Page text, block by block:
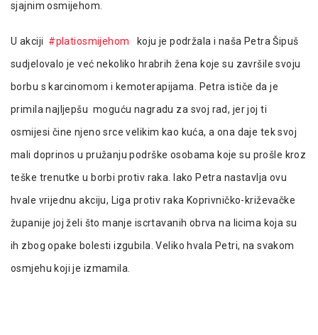
sjajnim osmijehom.
U akciji #platiosmijehom koju je podržala i naša Petra Šipuš
sudjelovalo je već nekoliko hrabrih žena koje su završile svoju
borbu s karcinomom i kemoterapijama. Petra ističe da je
primila najljepšu moguću nagradu za svoj rad, jer joj ti
osmijesi čine njeno srce velikim kao kuća, a ona daje tek svoj
mali doprinos u pružanju podrške osobama koje su prošle kroz
teške trenutke u borbi protiv raka. Iako Petra nastavlja ovu
hvale vrijednu akciju, Liga protiv raka Koprivničko-križevačke
županije joj želi što manje iscrtavanih obrva na licima koja su
ih zbog opake bolesti izgubila. Veliko hvala Petri, na svakom
osmjehu koji je izmamila.